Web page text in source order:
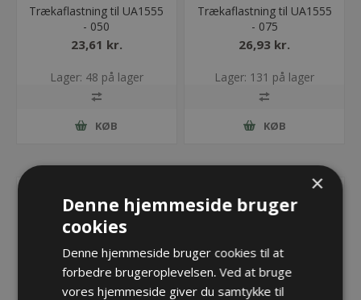
Trækaflastning til UA1555
- 050
23,61 kr.
Lager: 48 på lager
KØB
Trækaflastning til UA1555
- 075
26,93 kr.
Lager: 131 på lager
KØB
×
Denne hjemmeside bruger
cookies
Denne hjemmeside bruger cookies til at
forbedre brugeroplevelsen. Ved at bruge
vores hjemmeside giver du samtykke til